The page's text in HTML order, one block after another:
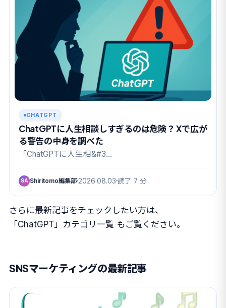
CHATGPT
ChatGPTに人生相談しすぎるのは危険？ Xで広が
る警告の中身を調べた
「ChatGPTに人生相&#3…
SA Shiritomo編集部 2026.08.03 読了 7 分
さらに最新記事をチェックしたい方は、
「ChatGPT」カテゴリ一覧 もご覧ください。
SNSマーケティングの最新記事